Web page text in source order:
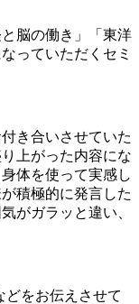
脳の働き」「東洋
っていただくセミ
き合いさせていた
上がった内容にな
体を使って実感し
積極的に発言した
がガラッと違い、
どをお伝えさせて